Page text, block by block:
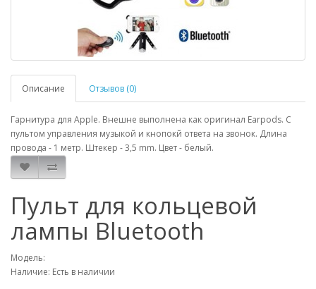
Описание Отзывов (0)
Гарнитура для Apple. Внешне выполнена как оригинал Earpods. С
пультом управления музыкой и кнопокй ответа на звонок. Длина
провода - 1 метр. Штекер - 3,5 mm. Цвет - белый.
Пульт для кольцевой
лампы Bluetooth
Модель:
Наличие: Есть в наличии